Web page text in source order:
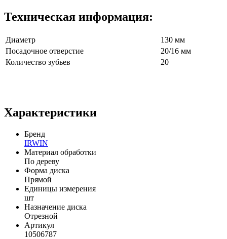
Техническая информация:
Диаметр
130 мм
Посадочное отверстие
20/16 мм
Количество зубьев
20
Характеристики
Бренд
IRWIN
Материал обработки
По дереву
Форма диска
Прямой
Единицы измерения
шт
Назначение диска
Отрезной
Артикул
10506787